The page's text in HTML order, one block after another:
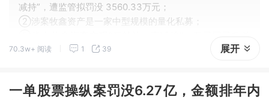
减持”，遭监管拟罚没 3560.33万元；
②涉案牧鑫资产是一家中型规模的量化私募；
次。
70.3w+ 阅读 1 39 展开
一单股票操纵案罚没6.27亿，金额排年内